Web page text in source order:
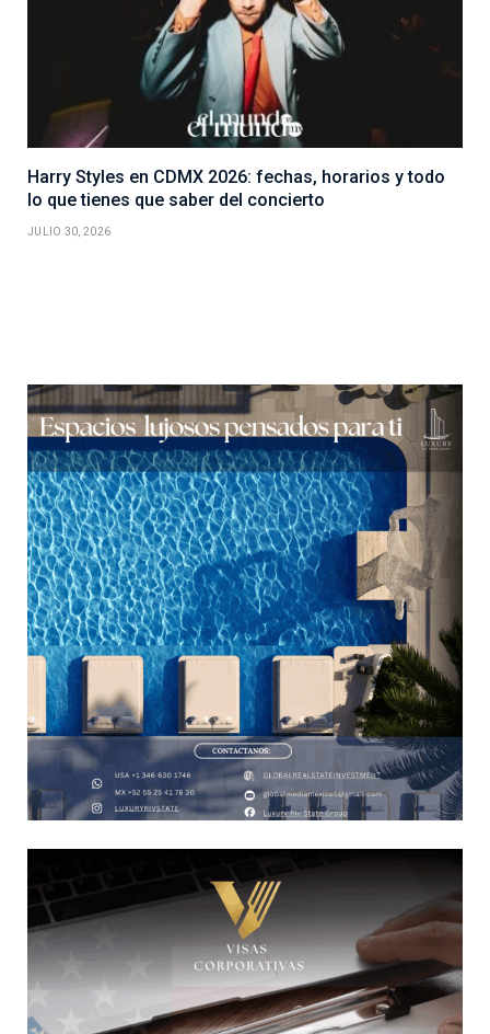
Harry Styles en CDMX 2026: fechas, horarios y todo
lo que tienes que saber del concierto
JULIO 30, 2026